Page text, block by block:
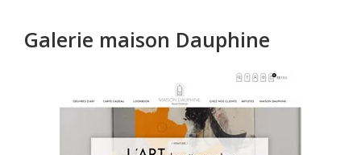
Galerie maison Dauphine